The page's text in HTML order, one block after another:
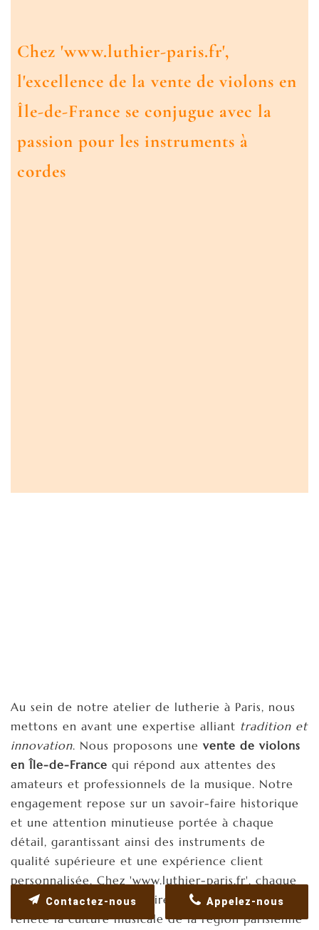
Chez 'www.luthier-paris.fr',
l'excellence de la vente de violons en
Île-de-France se conjugue avec la
passion pour les instruments à
cordes
Au sein de notre atelier de lutherie à Paris, nous
mettons en avant une expertise alliant tradition et
innovation. Nous proposons une vente de violons
en Île-de-France qui répond aux attentes des
amateurs et professionnels de la musique. Notre
engagement repose sur un savoir-faire historique
et une attention minutieuse portée à chaque
détail, garantissant ainsi des instruments de
qualité supérieure et une expérience client
personnalisée. Chez 'www.luthier-paris.fr', chaque
violon raconte une histoire, un voyage sonore qui
reflète la culture musicale de la région parisienne
Appelez-nous
Contactez-nous